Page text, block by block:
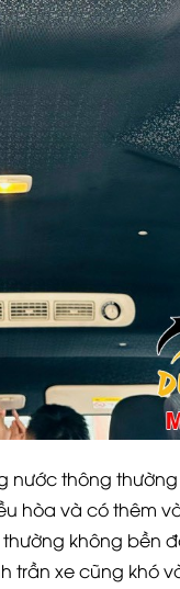
nước thông
hòa và có thêm
không bền
trần xe cũng khó